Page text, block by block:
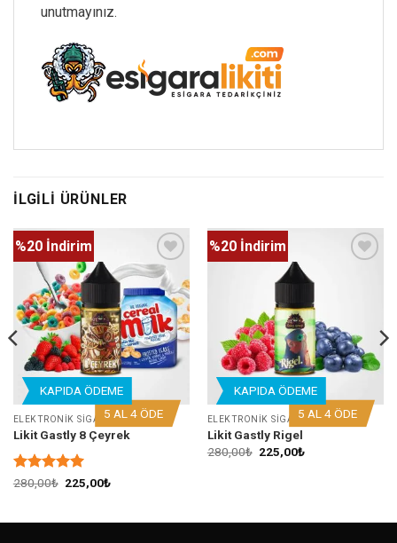
unutmayınız.
İLGILI ÜRÜNLER
%20 İndirim
5 AL 4 ÖDE
KAPIDA ÖDEME
ELEKTRONIK SIGARA LIKIT
Likit Gastly 8 Çeyrek
5 üzerinden
280,00₺ Orijinal
fiyat:
225,00₺Şu
%20 İndirim
5 AL 4 ÖDE
KAPIDA ÖDEME
ELEKTRONIK SIGARA LIKIT
Likit Gastly Rigel
280,00₺ Orijinal
fiyat:
225,00₺Şu